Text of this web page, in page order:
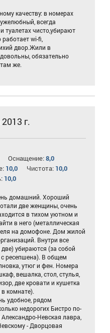
качеству: в номерах
всегда
туалетах чисто,убирают
wi-fi,
двор.Жили в
обязательно
же.
г.
Оснащение:8,0
10,0 Чистота: 10,0
10,0
домашний. Хороший
две женщины, очень
в тихом уютном и
в него (металлическая
на домофоне. Дом жилой
Внутри все
убираются (за собой
ресепшена). В общем
утюг и фен. Номера
вешалка, стол, стулья,
две кровати и кушетка
комнате).
удобное, рядом
недорогих Бистро по-
Невская лавра,
- Дворцовая